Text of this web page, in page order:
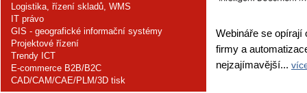
Logistika, řízení skladů, WMS
IT právo
GIS - geografické informační systémy
Projektové řízení
Trendy ICT
E-commerce B2B/B2C
CAD/CAM/CAE/PLM/3D tisk
Webináře se opírají
firmy a
nejzajímavější...